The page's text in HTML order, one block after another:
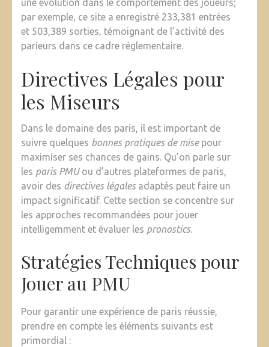
une évolution dans le comportement des joueurs;
par exemple, ce site a enregistré 233,381 entrées
et 503,389 sorties, témoignant de l’activité des
parieurs dans ce cadre réglementaire.
Directives Légales pour
les Miseurs
Dans le domaine des paris, il est important de
suivre quelques bonnes pratiques de misepour
maximiser ses chances de gains. Qu’on parle sur
les paris PMUou d’autres plateformes de paris,
avoir des directives légalesadaptés peut faire un
impact significatif. Cette section se concentre sur
les approches recommandées pour jouer
intelligemment et évaluer les pronostics.
Stratégies Techniques pour
Jouer au PMU
Pour garantir une expérience de paris réussie,
prendre en compte les éléments suivants est
primordial :